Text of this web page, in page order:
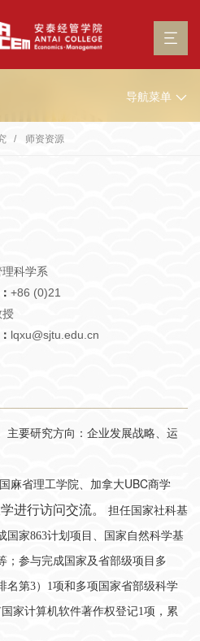
导航菜单
师资资源
理科学系
+86 (0)21
授
lqxu@sjtu.edu.cn
主要研究方向： 企业发展战略、运
麻省理工学院、加拿大UBC商学
进行访问交流。 担任国家社科基
国家863计划项目、国家自然科学基
；参与完成国家及省部级项目多
名第3）1项和多项国家省部级科学
家计算机软件著作权登记1项，累